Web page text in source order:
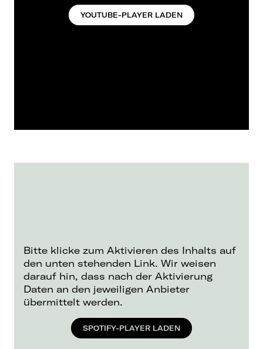
YOUTUBE-PLAYER LADEN
Bitte klicke zum Aktivieren des Inhalts auf
den unten stehenden Link. Wir weisen
darauf hin, dass nach der Aktivierung
Daten an den jeweiligen Anbieter
übermittelt werden.
SPOTIFY-PLAYER LADEN